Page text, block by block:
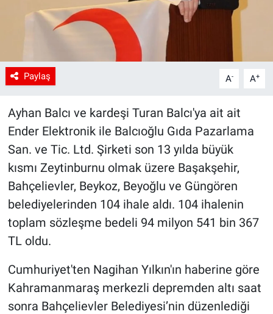
Paylaş A- A+
Ayhan Balcı ve kardeşi Turan Balcı'ya ait ait
Ender Elektronik ile Balcıoğlu Gıda Pazarlama
San. ve Tic. Ltd. Şirketi son 13 yılda büyük
kısmı Zeytinburnu olmak üzere Başakşehir,
Bahçelievler, Beykoz, Beyoğlu ve Güngören
belediyelerinden 104 ihale aldı. 104 ihalenin
toplam sözleşme bedeli 94 milyon 541 bin 367
TL oldu.
Cumhuriyet'ten Nagihan Yılkın'ın haberine göre
Kahramanmaraş merkezli depremden altı saat
sonra Bahçelievler Belediyesi’nin düzenlediği